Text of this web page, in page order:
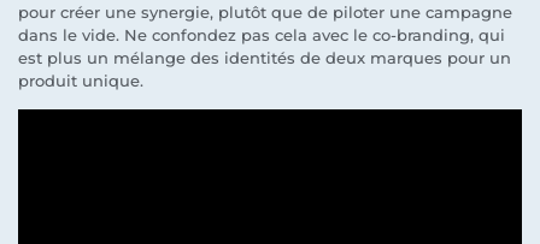
pour créer une synergie, plutôt que de piloter une campagne
dans le vide. Ne confondez pas cela avec le co-branding, qui
est plus un mélange des identités de deux marques pour un
produit unique.